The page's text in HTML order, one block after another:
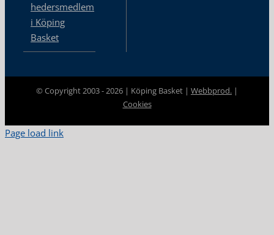
hedersmedlem
i Köping
Basket
© Copyright 2003 -2026 | Köping Basket | Webbprod. |
Cookies
Page load link